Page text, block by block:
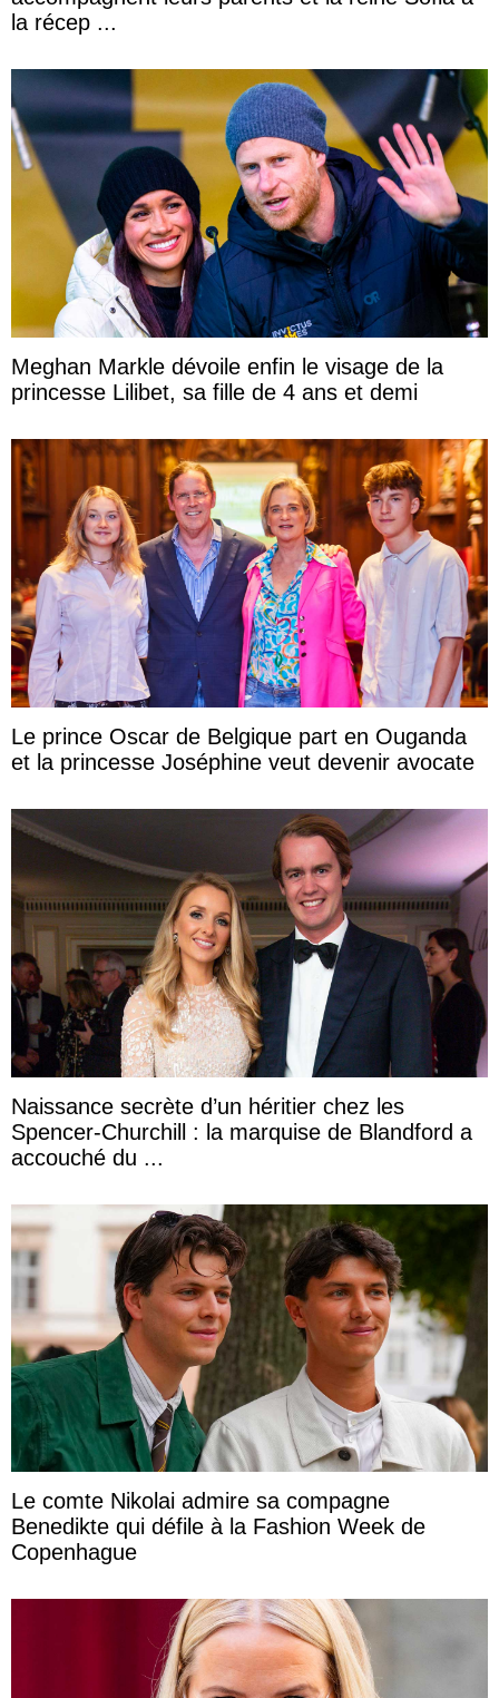
la récep ...
Meghan Markle dévoile enfin le visage de la
princesse Lilibet, sa fille de 4 ans et demi
Le prince Oscar de Belgique part en Ouganda
et la princesse Joséphine veut devenir avocate
Naissance secrète d’un héritier chez les
Spencer-Churchill : la marquise de Blandford a
accouché du ...
Le comte Nikolai admire sa compagne
Benedikte qui défile à la Fashion Week de
Copenhague